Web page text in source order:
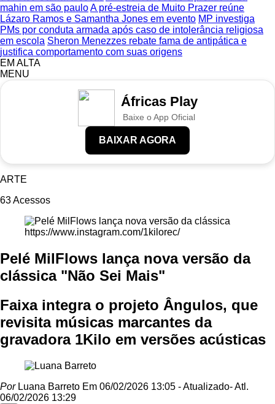
mahin em são pauloA pré-estreia de Muito Prazer reúne
Lázaro Ramos e Samantha Jones em evento MP investiga
PMs por conduta armada após caso de intolerância religiosa
em escola Sheron Menezzes rebate fama de antipática e
justifica comportamento com suas origens
EM ALTA
MENU
Áfricas Play
Baixe o App Oficial
BAIXAR AGORA
ARTE
63Acessos
https://www.instagram.com/1kilorec/
Pelé MilFlows lança nova versão da
clássica "Não Sei Mais"
Faixa integra o projeto Ângulos, que
revisita músicas marcantes da
gravadora 1Kilo em versões acústicas
PorLuana Barreto Em 06/02/2026 13:05 - Atualizado- Atl.
06/02/2026 13:29